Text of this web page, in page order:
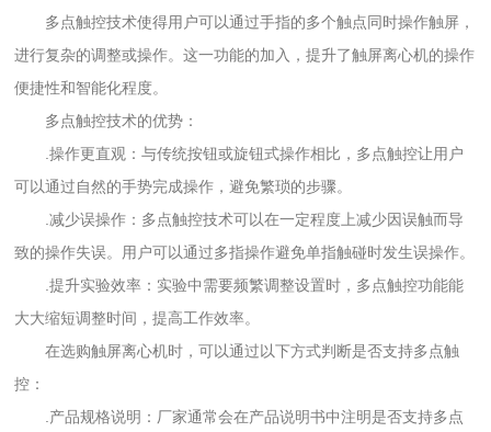
多点触控技术使得用户可以通过手指的多个触点同时操作触屏，
进行复杂的调整或操作。这一功能的加入，提升了触屏离心机的操作
便捷性和智能化程度。
多点触控技术的优势：
.操作更直观：与传统按钮或旋钮式操作相比，多点触控让用户
可以通过自然的手势完成操作，避免繁琐的步骤。
.减少误操作：多点触控技术可以在一定程度上减少因误触而导
致的操作失误。用户可以通过多指操作避免单指触碰时发生误操作。
.提升实验效率：实验中需要频繁调整设置时，多点触控功能能
大大缩短调整时间，提高工作效率。
在选购触屏离心机时，可以通过以下方式判断是否支持多点触
控：
.产品规格说明：厂家通常会在产品说明书中注明是否支持多点